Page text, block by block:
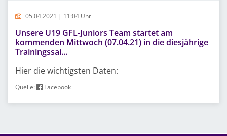
05.04.2021 | 11:04 Uhr
Unsere U19 GFL-Juniors Team startet am
kommenden Mittwoch (07.04.21) in die diesjährige
Trainingssai...
Hier die wichtigsten Daten:
Quelle: Facebook